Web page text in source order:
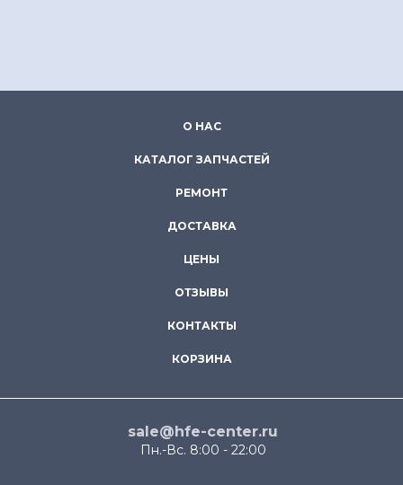
О НАС
КАТАЛОГ ЗАПЧАСТЕЙ
РЕМОНТ
ДОСТАВКА
ЦЕНЫ
ОТЗЫВЫ
КОНТАКТЫ
КОРЗИНА
sale@hfe-center.ru
Пн.-Вс. 8:00 - 22:00